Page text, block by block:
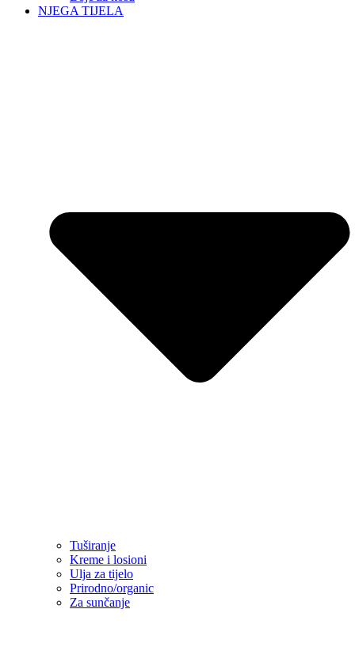
NJEGA TIJELA
Tuširanje
Kreme i losioni
Ulja za tijelo
Prirodno/organic
Za sunčanje